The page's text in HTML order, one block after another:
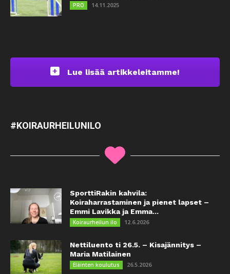
PRO 14.11.2025
Lue lisää artikkeleitamme!
#KOIRAURHEILUNILO
SporttiRakin kahvila:
Koiraharrastaminen ja pienet lapset –
Emmi Lavikka ja Emma...
Koiraurheilun ilo 12.6.2026
Nettiluento ti 26.5. – Kisajännitys –
Maria Matilainen
Eläinten koulutus 26.5.2026